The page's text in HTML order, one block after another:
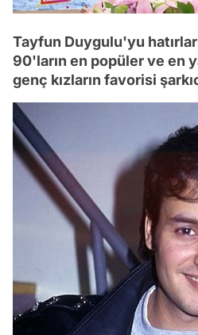
Tayfun Duygulu'yu
90'ların en popüler ve en
genç kızların favorisi